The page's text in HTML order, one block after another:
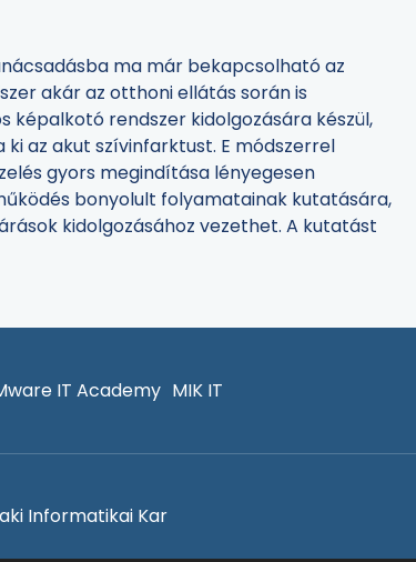
ma már bekapcsolható az
akár az otthoni ellátás során is
képalkotó rendszer kidolgozására készül,
az akut szívinfarktust. E módszerrel
gyors megindítása lényegesen
bonyolult folyamatainak kutatására,
kidolgozásához vezethet. A kutatást
IT Academy MIK IT
Informatikai Kar